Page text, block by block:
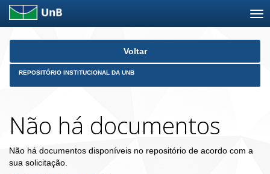
Skip
Voltar
REPOSITÓRIO INSTITUCIONAL DA UNB
Não há documentos
Não há documentos disponíveis no repositório de acordo com a
sua solicitação.